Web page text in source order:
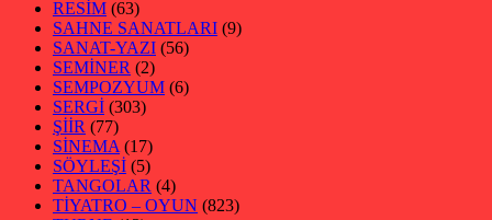
RESİM (63)
SAHNE SANATLARI (9)
SANAT-YAZI (56)
SEMİNER (2)
SEMPOZYUM (6)
SERGİ (303)
ŞİİR (77)
SİNEMA (17)
SÖYLEŞİ (5)
TANGOLAR (4)
TİYATRO – OYUN (823)